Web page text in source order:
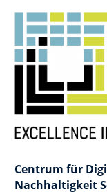
Vorträge
Studien &
ÜBER UNS
Verein
Vorstand
Mitglieder
Centrum für
Nachhaltigkeit